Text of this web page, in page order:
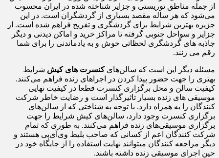
از جمله مناطق توریستی و جزایر شناخته شده در ایران محسوب
می‌شود که هر ساله مقصد بسیاری از گردشگران است. در این
جزیره بهترین شرایط برای گردشگری و تفریح فراهم شده است. از
جزایر و سواحل جنوبی گرفته تا مراکز خرید و اماکن دیدنی و دیگر
جاذبه های گردشگری لحظاتی خوش و به یادماندنی را برای شما
رقم می زنند.
مسئله دیگر این است که سالن‌هایکنسرت های کیش شرایط
بهتری را جهت حضور پیدا کردن در اجراهای زنده فراهم می‌کنند.
کیفیت سالن و محل برگزاری کنسرت قطعا در کیفیت نهایی
موسیقی‌ های زنده بسیار تاثیرگذار است و رضایت خاطر شرکت
کنندگان را به همراه دارد. با توجه به شناختی که از سالن‌های
برگزاری کنسرت وجود دارد، سالن‌های کیش شرایط را جهت
برگزاری موسیقی‌های زنده فراهم می‌کنند. به طوری که تمام
شرکت کنندگان اعم از کسانی که صاحب بلیط وی‌آی‌پی هستند و
دیگر مراجعه کنندگان میتوانند نهایت استفاده را از جایگاه خود در
حین اجرای موسیقی زنده داشته باشند.